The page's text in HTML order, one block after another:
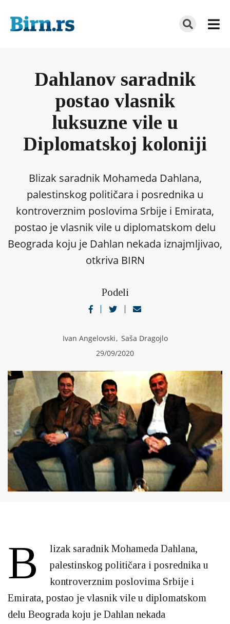
Dahlanov saradnik
postao vlasnik
luksuzne vile u
Diplomatskoj koloniji
Blizak saradnik Mohameda Dahlana,
palestinskog političara i posrednika u
kontroverznim poslovima Srbije i Emirata,
postao je vlasnik vile u diplomatskom delu
Beograda koju je Dahlan nekada iznajmljivao,
otkriva BIRN
Podeli
Ivan Angelovski, Saša Dragojlo
29/09/2020
B
lizak saradnik Mohameda Dahlana,
palestinskog političara i posrednika u
kontroverznim poslovima Srbije i
Emirata, postao je vlasnik vile u diplomatskom
delu Beograda koju je Dahlan nekada